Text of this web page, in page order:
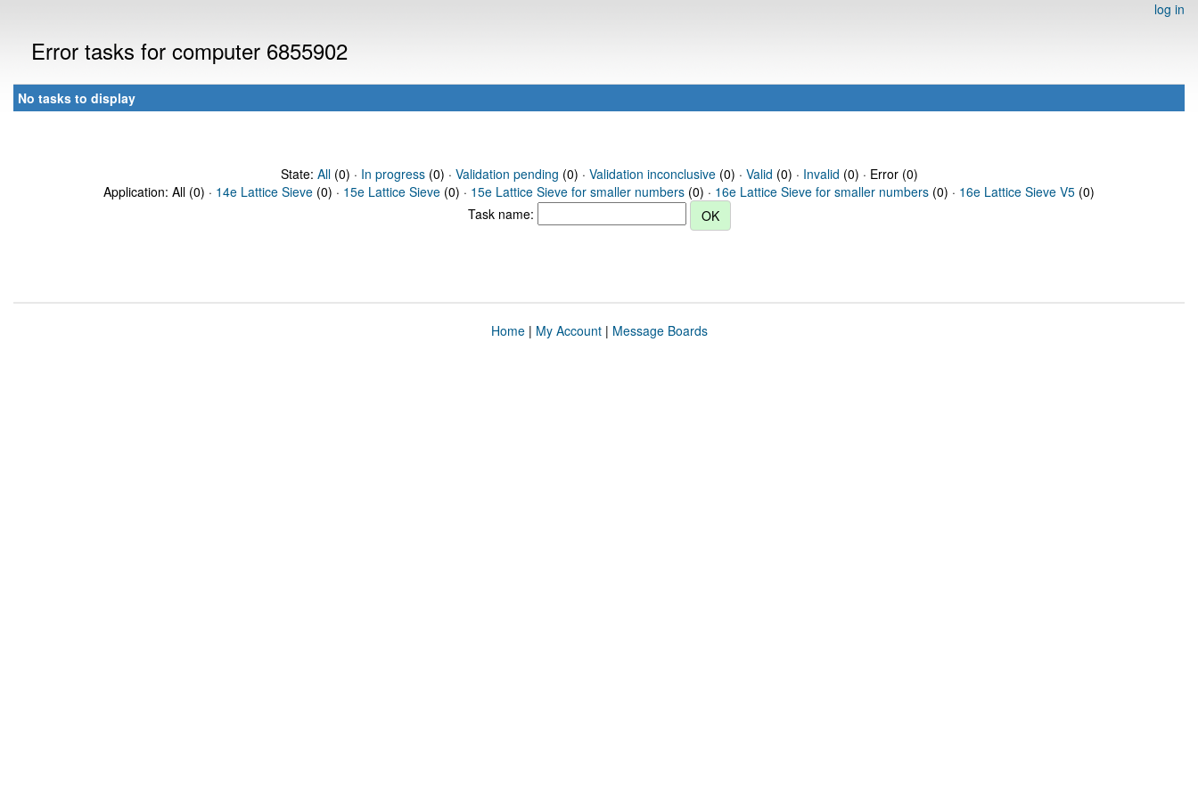
log in
Error tasks for computer 6855902
No tasks to display
State: All(0) · In progress(0) · Validation pending (0) · Validation inconclusive(0) · Valid (0) · Invalid (0) · Error (0)
Application: All (0) · 14e Lattice Sieve (0) · 15e Lattice Sieve (0) · 15e Lattice Sieve for smaller numbers (0) · 16e Lattice Sieve for smaller numbers (0) · 16e Lattice Sieve V5 (0)
Task name:
Home| My Account| Message Boards